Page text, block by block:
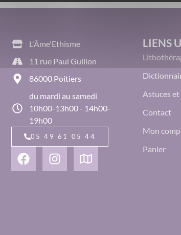
L'Âme'Ethisme
11 rue Paul Guillon
86000 Poitiers
du mardi au samedi
10h00-13h00 - 14h00-
19h00
05 49 61 05 44
LIENS
Astuces
Contact
Mon
Panier